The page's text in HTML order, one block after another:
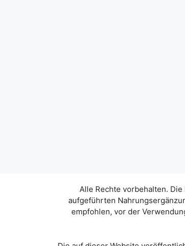
Alle Rechte vorbehalten.
aufgeführten
empfohlen, vor der